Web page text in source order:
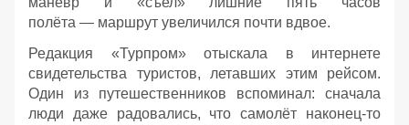
полёта — маршрут увеличился почти вдвое.
Редакция «Турпром» отыскала в интернете
свидетельства туристов, летавших этим рейсом.
Один из путешественников вспоминал: сначала
люди даже радовались, что самолёт наконец‑то